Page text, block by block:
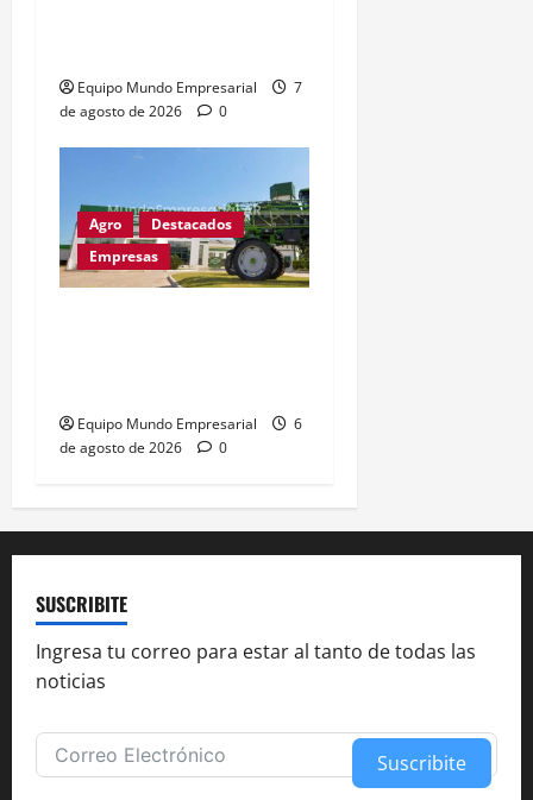
Equipo Mundo Empresarial
7
de agosto de 2026
0
Agro
Destacados
Empresas
Equipo Mundo Empresarial
6
de agosto de 2026
0
SUSCRIBITE
Ingresa tu correo para estar al tanto de todas las
noticias
Suscribite